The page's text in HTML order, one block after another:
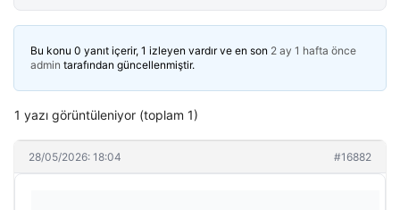
Bu konu 0 yanıt içerir, 1 izleyen vardır ve en son 2 ay 1 hafta önce
admin tarafından güncellenmiştir.
1 yazı görüntüleniyor (toplam 1)
28/05/2026: 18:04 #16882